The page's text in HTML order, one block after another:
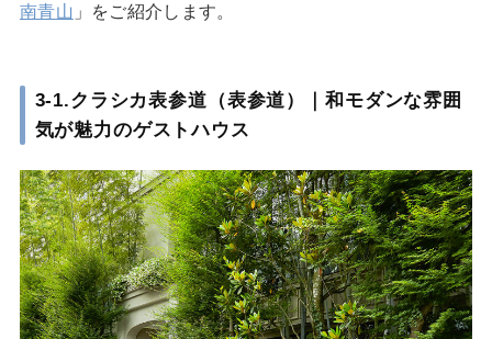
南青山 」をご紹介します。
3-1.クラシカ表参道（表参道）｜和モダンな雰囲
気が魅力のゲストハウス